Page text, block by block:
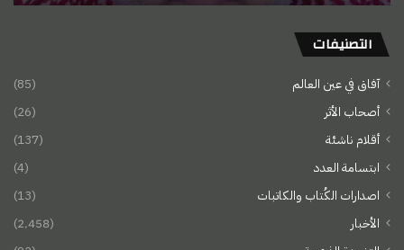
التصنيفات
آفاق في عين العالم
(85)
أصحاب الأثر
(26)
أقلام ناشئة
(137)
ابتسامة العدد
(4)
اصدارات الكُتاب والكاتبات
(13)
الأخبار
(2٬458)